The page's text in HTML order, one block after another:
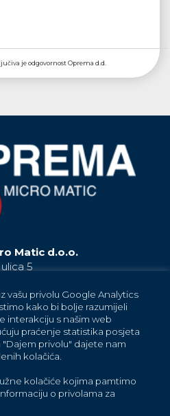
je odgovornost Oprema d.d.
Matic d.o.o.
5
matic.com
vašu privolu Google Analytics
kako bi bolje razumijeli
interakciju s našim web
praćenje statistika posjeta
privolu" dajete nam
kolačića.
kolačiće kojima pamtimo
o privolama za